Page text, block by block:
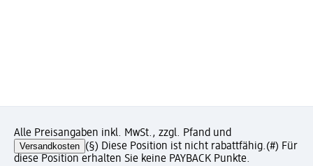
Alle Preisangaben inkl. MwSt., zzgl. Pfand und
Versandkosten (§) Diese Position ist nicht rabattfähig.(#) Für
diese Position erhalten Sie keine PAYBACK Punkte.